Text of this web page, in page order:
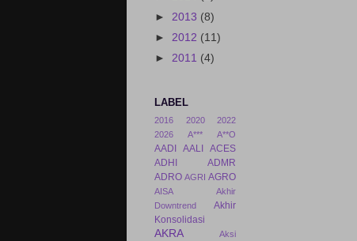
► 2013 (8)
► 2012 (11)
► 2011 (4)
LABEL
2016 2020
2022
2026
A*** A**O
AADI AALI
ACES
ADHI
ADMR
ADRO AGRI AGRO
AISA
Akhir
Downtrend
Akhir
Konsolidasi
AKRA
Aksi